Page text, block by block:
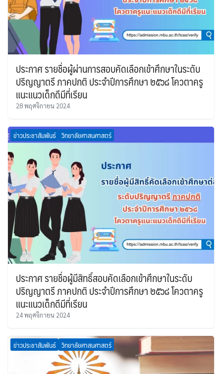
ประกาศ รายชื่อผู้ผ่านการสอบคัดเลือกเข้าศึกษาในระดับ
ปริญญาตรี ภาคปกติ ประจำปีการศึกษา ๒๕๖๘ โควตาครู
แนะแนวเด็กดีมีที่เรียน
28 พฤศจิกายน 2024
ข่าวประชาสัมพันธ์ วิทยาลัยศาสนศาสตร์
ประกาศ รายชื่อผู้มีสิทธิ์สอบคัดเลือกเข้าศึกษาในระดับ
ปริญญาตรี ภาคปกติ ประจำปีการศึกษา ๒๕๖๘ โควตาครู
แนะแนวเด็กดีมีที่เรียน
24 พฤศจิกายน 2024
ข่าวประชาสัมพันธ์ วิทยาลัยศาสนศาสตร์